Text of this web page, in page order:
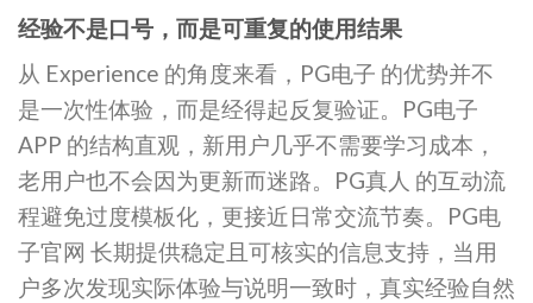
经验不是口号，而是可重复的使用结果
从 Experience 的角度来看，PG电子 的优势并不
是一次性体验，而是经得起反复验证。PG电子
APP 的结构直观，新用户几乎不需要学习成本，
老用户也不会因为更新而迷路。PG真人 的互动流
程避免过度模板化，更接近日常交流节奏。PG电
子官网 长期提供稳定且可核实的信息支持，当用
户多次发现实际体验与说明一致时，真实经验自然